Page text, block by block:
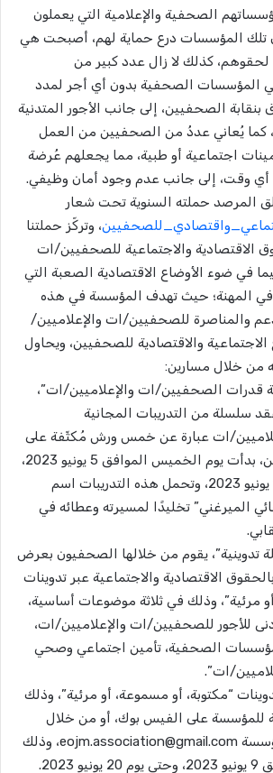
الصحفية والإعلامية التي يعملون
تلك المؤسسات درع حماية لهم، أصبحت هي
لحقوهم، كذلك لا زال عدد كبير من
المؤسسات الصحفية بدون أي أجر لمدد
بنقابة الصحفيين، إلى جانب الأجور المتدنية
كما يُعاني عددُ من الصحفيين من العمل
اجتماعية أو طبية، مما يجعلهم عُرضة
وقت، إلى جانب عدم وجود أمان وظيفي.
المرصد حملته السنوية تحت شعار
، وتركّز حملتنا
الاقتصادية والاجتماعية للصحفيين/ات
في ضوء الأوضاع الاقتصادية الصعبة التي
في المهنة؛ حيث تهدف المؤسسة في هذه
والمناصرة للصحفيين/ات والإعلاميين/
والاقتصادية للصحفيين، ويحاول
من خلال مسارين:
قدرات الصحفيين/ات والإعلاميين/ات”،
سلسلة من التدريبات المجانية
ات عبارة عن خمس ورش مُكثّفة على
أيدي مُدربين مُحترفين، بدأت يوم الخميس الموافق 5 يونيو 2023،
وتنتهي يوم الثلاثاء 13 يونيو 2023، وتحمل هذه التدريبات اسم
الميرغني” تخليدًا لمسيرته وعطائه في
تدوينية”، يقوم من خلالها الصحفيون بعرض
الاقتصادية والاجتماعية عبر تدوينات
مرئية”، وذلك في ثلاثة موضوعات أساسية،
للأجور للصحفيين/ات والإعلاميين/ات،
الصحفية، تأمين اجتماعي وصحي
ات”.
“مكتوبة، أو مسموعة، أو مرئية”، وذلك
للمؤسسة على الفيس بوك، أو من خلال
eojm.association@gmail.com، وذلك